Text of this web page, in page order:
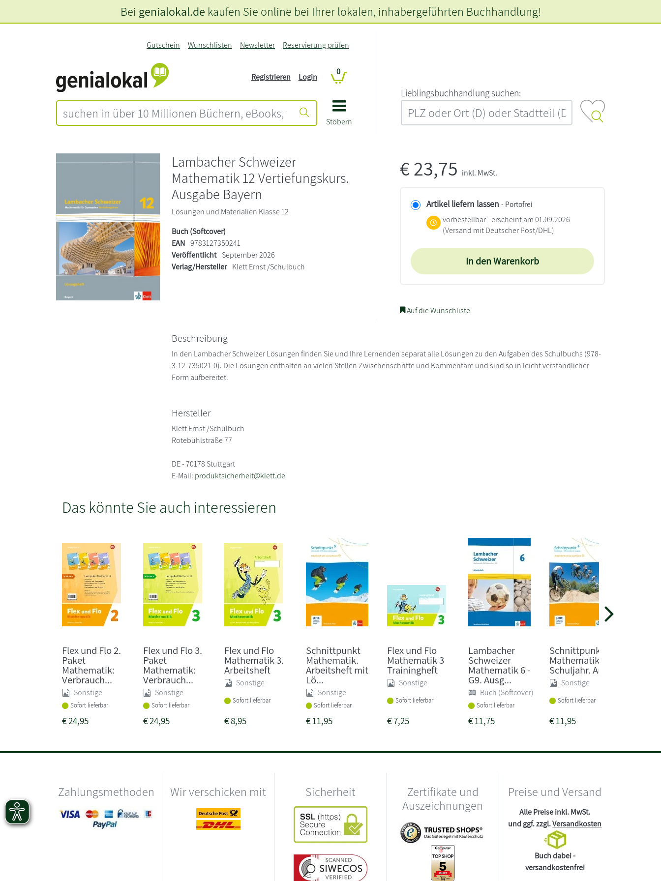
Stöbern
Gutschein Wunschlisten Newsletter Reservierung prüfen
Registrieren Login
0
L‍i‍e‍b‍l‍i‍n‍g‍s‍b‍u‍c‍h‍h‍a‍n‍d‍l‍u‍n‍g‍ ‍s‍u‍c‍h‍e‍n‍:‍
Bei genialokal.de kaufen Sie online bei Ihrer lokalen, inhabergeführten Buchhandlung!
Lambacher Schweizer
Mathematik 12 Vertiefungskurs.
Ausgabe Bayern
Lösungen und Materialien Klasse 12
Buch (Softcover)
EAN 9783127350241
Veröffentlicht September 2026
Verlag/Hersteller Klett Ernst /Schulbuch
€23,75 inkl. MwSt.
Artikel liefern lassen - Portofrei
vorbestellbar - erscheint am 01.09.2026
(Versand mit Deutscher Post/DHL)
In den Warenkorb
Auf die Wunschliste
Beschreibung
In den Lambacher Schweizer Lösungen finden Sie und Ihre Lernenden separat alle Lösungen zu den Aufgaben des Schulbuchs (978-
3-12-735021-0). Die Lösungen enthalten an vielen Stellen Zwischenschritte und Kommentare und sind so in leicht verständlicher
Form aufbereitet.
Hersteller
Klett Ernst /Schulbuch
Rotebühlstraße 77
DE - 70178 Stuttgart
E-Mail: produktsicherheit@klett.de
Das könnte Sie auch interessieren
Flex und Flo 2.
Paket
Mathematik:
Verbrauch...
Sonstige
Sofort lieferbar
€24,95
Flex und Flo 3.
Paket
Mathematik:
Verbrauch...
Sonstige
Sofort lieferbar
€24,95
Flex und Flo
Mathematik 3.
Arbeitsheft
Sonstige
Sofort lieferbar
€8,95
Schnittpunkt
Mathematik.
Arbeitsheft mit
Lö...
Sonstige
Sofort lieferbar
€11,95
Flex und Flo
Mathematik 3
Trainingheft
Sonstige
Sofort lieferbar
€7,25
Lambacher
Schweizer
Mathematik 6 -
G9. Ausg...
Buch (Softcover)
Sofort lieferbar
€11,75
Schnittpunkt
Mathematik. 6.
Schuljahr. Arbe...
Sonstige
Sofort lieferbar
€11,95
Zahlungsmethoden Wir verschicken mit Sicherheit
Zertifikate und
Auszeichnungen
Preise und Versand
Alle Preise inkl. MwSt.
und ggf. zzgl.Versandkosten
Buch dabei -
versandkostenfrei